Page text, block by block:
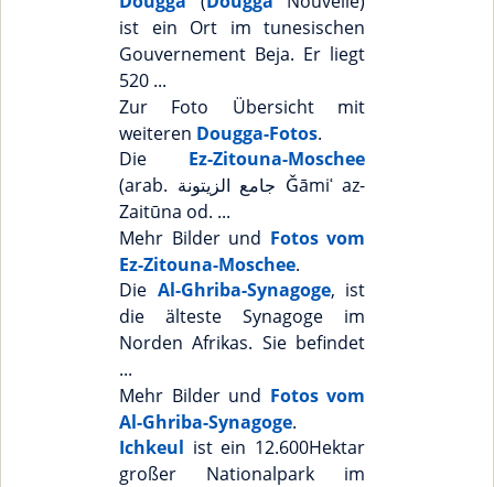
ist ein Ort im tunesischen
Gouvernement Beja. Er liegt
520 ...
Zur Foto Übersicht mit
weiteren Dougga-Fotos.
Die Ez-Zitouna-Moschee
(arab. جامع الزيتونة Ǧāmiʿ az-
Zaitūna od. ...
Mehr Bilder und Fotos vom
Ez-Zitouna-Moschee.
Die Al-Ghriba-Synagoge, ist
die älteste Synagoge im
Norden Afrikas. Sie befindet
...
Mehr Bilder und Fotos vom
Al-Ghriba-Synagoge.
Ichkeul ist ein 12.600Hektar
großer Nationalpark im